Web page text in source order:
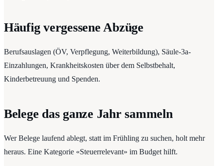
Häufig vergessene Abzüge
Berufsauslagen (ÖV, Verpflegung, Weiterbildung), Säule-3a-
Einzahlungen, Krankheitskosten über dem Selbstbehalt,
Kinderbetreuung und Spenden.
Belege das ganze Jahr sammeln
Wer Belege laufend ablegt, statt im Frühling zu suchen, holt mehr
heraus. Eine Kategorie «Steuerrelevant» im Budget hilft.